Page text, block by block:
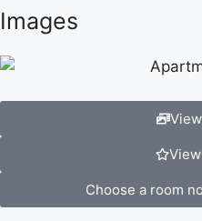
Images
Choose a room